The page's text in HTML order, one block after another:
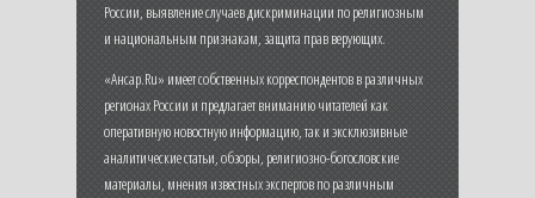
России, выявление случаев дискриминации по религиозным
и национальным признакам, защита прав верующих.
«Ансар.Ru» имеет собственных корреспондентов в различных
регионах России и предлагает вниманию читателей как
оперативную новостную информацию, так и эксклюзивные
аналитические статьи, обзоры, религиозно-богословские
материалы, мнения известных экспертов по различным